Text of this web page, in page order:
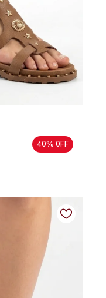
40% 0FF